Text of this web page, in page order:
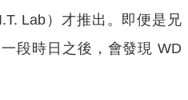
Lab）才推出。即便是兄
段時日之後，會發現 WD